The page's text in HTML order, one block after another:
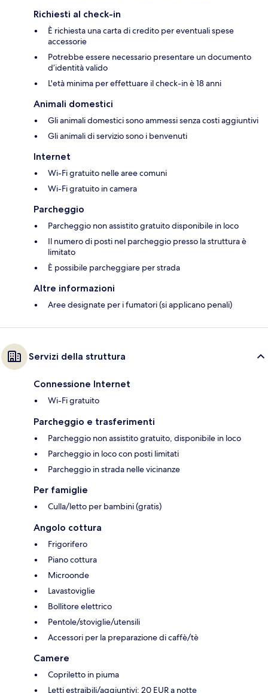
Richiesti al check-in
È richiesta una carta di credito per eventuali spese
accessorie
Potrebbe essere necessario presentare un documento
d’identità valido
L'età minima per effettuare il check-in è 18 anni
Animali domestici
Gli animali domestici sono ammessi senza costi aggiuntivi
Gli animali di servizio sono i benvenuti
Internet
Wi-Fi gratuito nelle aree comuni
Wi-Fi gratuito in camera
Parcheggio
Parcheggio non assistito gratuito disponibile in loco
Il numero di posti nel parcheggio presso la struttura è
limitato
È possibile parcheggiare per strada
Altre informazioni
Aree designate per i fumatori (si applicano penali)
Servizi della struttura
Connessione Internet
Wi-Fi gratuito
Parcheggio e trasferimenti
Parcheggio non assistito gratuito, disponibile in loco
Parcheggio in loco con posti limitati
Parcheggio in strada nelle vicinanze
Per famiglie
Culla/letto per bambini (gratis)
Angolo cottura
Frigorifero
Piano cottura
Microonde
Lavastoviglie
Bollitore elettrico
Pentole/stoviglie/utensili
Accessori per la preparazione di caffè/tè
Camere
Copriletto in piuma
Letti estraibili/aggiuntivi: 20 EUR a notte